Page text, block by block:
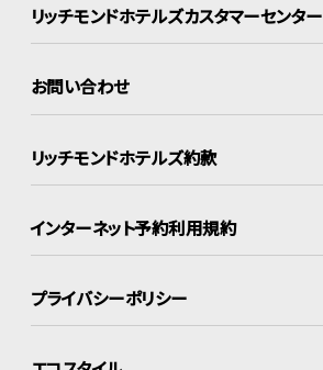
リッチモンドホテルズカスタマーセンター
お問い合わせ
リッチモンドホテルズ約款
インターネット予約利用規約
プライバシーポリシー